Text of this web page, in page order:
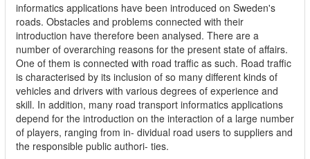
informatics applications have been introduced on Sweden's
roads. Obstacles and problems connected with their
introduction have therefore been analysed. There are a
number of overarching reasons for the present state of affairs.
One of them is connected with road traffic as such. Road traffic
is characterised by its inclusion of so many different kinds of
vehicles and drivers with various degrees of experience and
skill. In addition, many road transport informatics applications
depend for the introduction on the interaction of a large number
of players, ranging from in- dividual road users to suppliers and
the responsible public authori- ties.